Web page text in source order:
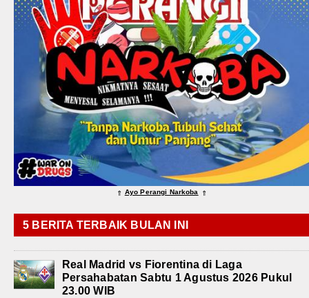
⇑ Ayo Perangi Narkoba ⇑
5 BERITA TERBAIK BULAN INI
Real Madrid vs Fiorentina di Laga
Persahabatan Sabtu 1 Agustus 2026 Pukul
23.00 WIB